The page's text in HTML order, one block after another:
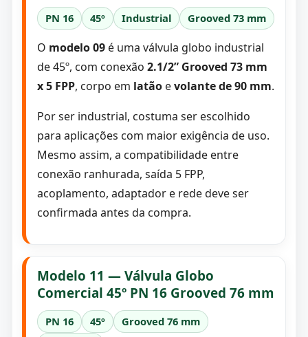
PN 16 45º Industrial Grooved 73 mm
O modelo 09é uma válvula globo industrial
de 45º, com conexão 2.1/2” Grooved 73 mm
x 5 FPP, corpo em latãoevolante de 90 mm.
Por ser industrial, costuma ser escolhido
para aplicações com maior exigência de uso.
Mesmo assim, a compatibilidade entre
conexão ranhurada, saída 5 FPP,
acoplamento, adaptador e rede deve ser
confirmada antes da compra.
Modelo 11 — Válvula Globo
Comercial 45º PN 16 Grooved 76 mm
PN 16 45º
Grooved 76 mm